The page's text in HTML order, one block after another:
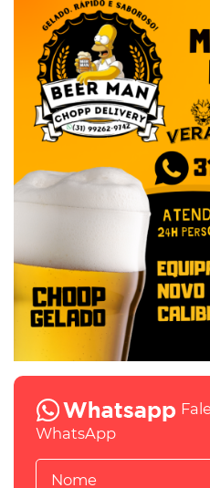
WhatsApp